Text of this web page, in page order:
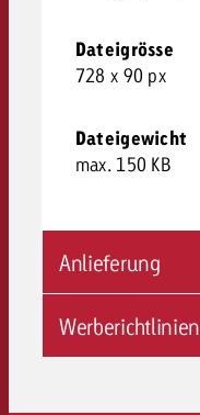
Dateigrösse
728 x 90 px
Dateigewicht
max. 150 KB
Anlieferung
Werberichtlinien